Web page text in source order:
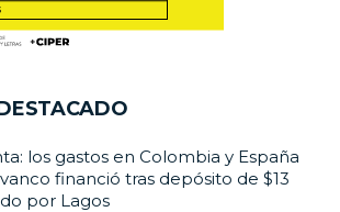
los gastos en Colombia y España
financió tras depósito de $13
por Lagos